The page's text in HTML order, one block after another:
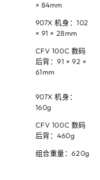
× 84mm
907X 机身：102
× 91 × 28mm
CFV 100C 数码
后背：91 × 92 ×
61mm
907X 机身：
160g
CFV 100C 数码
后背：460g
组合重量：620g